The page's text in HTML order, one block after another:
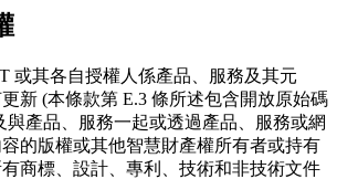
或其各自授權人係產品、服務及其元
新 (本條款第 E.3 條所述包含開放原始碼
與產品、服務一起或透過產品、服務或網
的版權或其他智慧財產權所有者或持有
商標、設計、專利、技術和非技術文件